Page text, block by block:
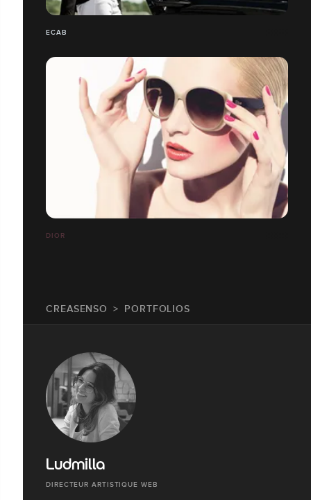
ECAB
DIOR
CREASENSO PORTFOLIOS
Ludmilla
DIRECTEUR ARTISTIQUE WEB